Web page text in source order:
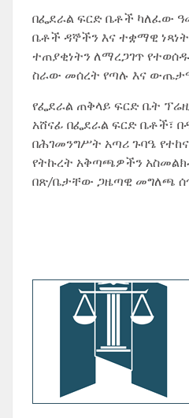
በፌደራል ፍርድ ቤቶች ካለፈው
ቤቶች ዳኞችን እና ተቋማዊ
ተጠያቂነትን ለማረጋገጥ
ስራው መሰረት የጣሉ እና ውጤታማ
የፌደራል ጠቅላይ ፍርድ ቤት
አሸናፊ በፌደራል ፍርድ ቤቶች፣
በሕገመንግሥት አጣሪ ጉባዔ
የትኩረት አቅጣጫዎችን
በጽ/ቤታቸው ጋዜጣዊ መግለጫ